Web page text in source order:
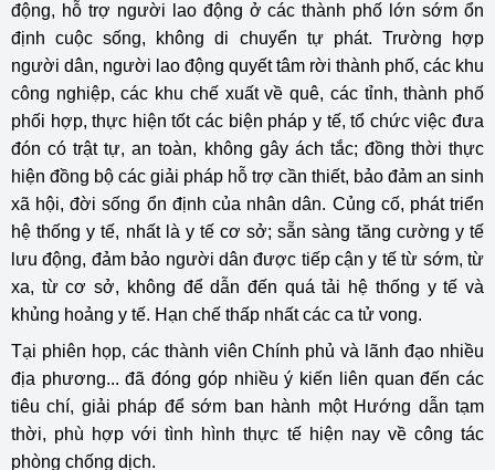
động, hỗ trợ người lao động ở các thành phố lớn sớm ổn
định cuộc sống, không di chuyển tự phát. Trường hợp
người dân, người lao động quyết tâm rời thành phố, các khu
công nghiệp, các khu chế xuất về quê, các tỉnh, thành phố
phối hợp, thực hiện tốt các biện pháp y tế, tổ chức việc đưa
đón có trật tự, an toàn, không gây ách tắc; đồng thời thực
hiện đồng bộ các giải pháp hỗ trợ cần thiết, bảo đảm an sinh
xã hội, đời sống ổn định của nhân dân. Củng cố, phát triển
hệ thống y tế, nhất là y tế cơ sở; sẵn sàng tăng cường y tế
lưu động, đảm bảo người dân được tiếp cận y tế từ sớm, từ
xa, từ cơ sở, không để dẫn đến quá tải hệ thống y tế và
khủng hoảng y tế. Hạn chế thấp nhất các ca tử vong.
Tại phiên họp, các thành viên Chính phủ và lãnh đạo nhiều
địa phương... đã đóng góp nhiều ý kiến liên quan đến các
tiêu chí, giải pháp để sớm ban hành một Hướng dẫn tạm
thời, phù hợp với tình hình thực tế hiện nay về công tác
phòng chống dịch.